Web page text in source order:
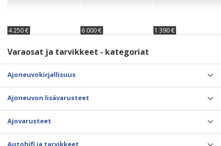
4 250 € 6 000 € 1 390 €
Varaosat ja tarvikkeet - kategoriat
Ajoneuvokirjallisuus
Ajoneuvon lisävarusteet
Ajovarusteet
Autohifi ja tarvikkeet